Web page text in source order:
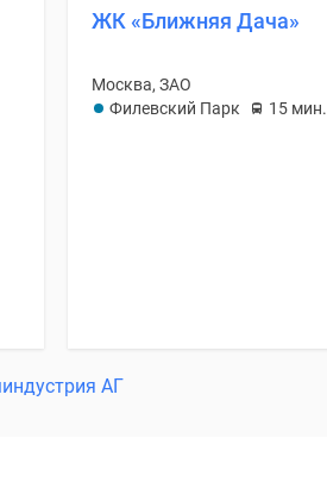
ЖК «Ближняя Дача»
Москва, ЗАО
Филевский Парк
15 мин.
АГ